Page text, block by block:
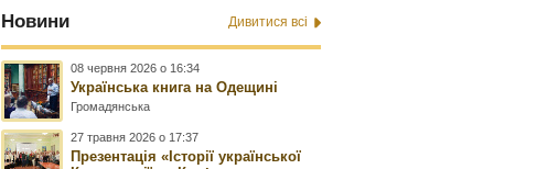
Новини Дивитися всі
08 червня 2026 о 16:34
Українська книга на Одещині
Громадянська
27 травня 2026 о 17:37
Презентація «Історії української